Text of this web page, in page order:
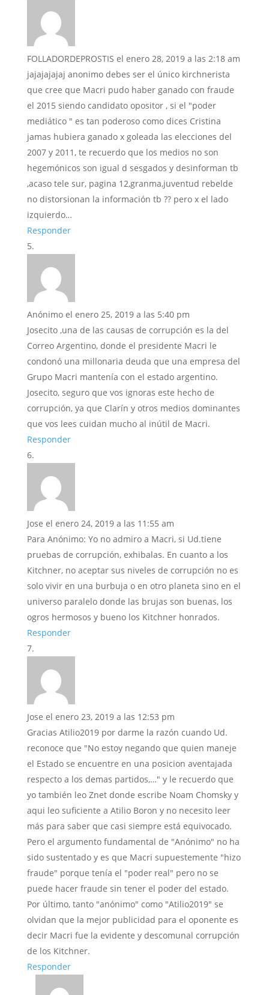
FOLLADORDEPROSTIS el enero 28, 2019 a las 2:18 am
jajajajajaj anonimo debes ser el único kirchnerista
que cree que Macri pudo haber ganado con fraude
el 2015 siendo candidato opositor , si el "poder
mediático " es tan poderoso como dices Cristina
jamas hubiera ganado x goleada las elecciones del
2007 y 2011, te recuerdo que los medios no son
hegemónicos son igual d sesgados y desinforman tb
,acaso tele sur, pagina 12,granma,juventud rebelde
no distorsionan la información tb ?? pero x el lado
izquierdo…
Responder
Anónimo el enero 25, 2019 a las 5:40 pm
Josecito ,una de las causas de corrupción es la del
Correo Argentino, donde el presidente Macri le
condonó una millonaria deuda que una empresa del
Grupo Macri mantenía con el estado argentino.
Josecito, seguro que vos ignoras este hecho de
corrupción, ya que Clarín y otros medios dominantes
que vos lees cuidan mucho al inútil de Macri.
Responder
Jose el enero 24, 2019 a las 11:55 am
Para Anónimo: Yo no admiro a Macri, si Ud.tiene
pruebas de corrupción, exhibalas. En cuanto a los
Kitchner, no aceptar sus niveles de corrupción no es
solo vivir en una burbuja o en otro planeta sino en el
universo paralelo donde las brujas son buenas, los
ogros hermosos y bueno los Kitchner honrados.
Responder
Jose el enero 23, 2019 a las 12:53 pm
Gracias Atilio2019 por darme la razón cuando Ud.
reconoce que "No estoy negando que quien maneje
el Estado se encuentre en una posicion aventajada
respecto a los demas partidos,…" y le recuerdo que
yo también leo Znet donde escribe Noam Chomsky y
aqui leo suficiente a Atilio Boron y no necesito leer
más para saber que casi siempre está equivocado.
Pero el argumento fundamental de "Anónimo" no ha
sido sustentado y es que Macri supuestemente "hizo
fraude" porque tenía el "poder real" pero no se
puede hacer fraude sin tener el poder del estado.
Por último, tanto "anónimo" como "Atilio2019" se
olvidan que la mejor publicidad para el oponente es
decir Macri fue la evidente y descomunal corrupción
de los Kitchner.
Responder